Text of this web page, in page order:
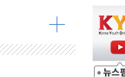
11.63%